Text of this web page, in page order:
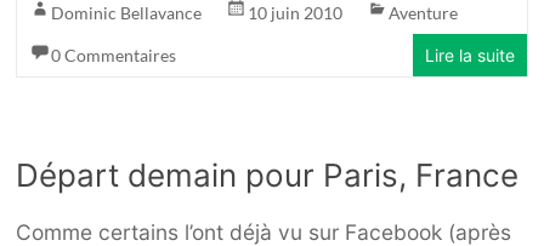
Dominic Bellavance 10 juin 2010 Aventure
0 Commentaires Lire la suite
Départ demain pour Paris, France
Comme certains l’ont déjà vu sur Facebook (après